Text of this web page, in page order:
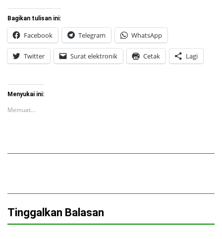
Bagikan tulisan ini:
Facebook Telegram WhatsApp
Twitter Surat elektronik Cetak Lagi
Menyukai ini:
Memuat...
Tinggalkan Balasan